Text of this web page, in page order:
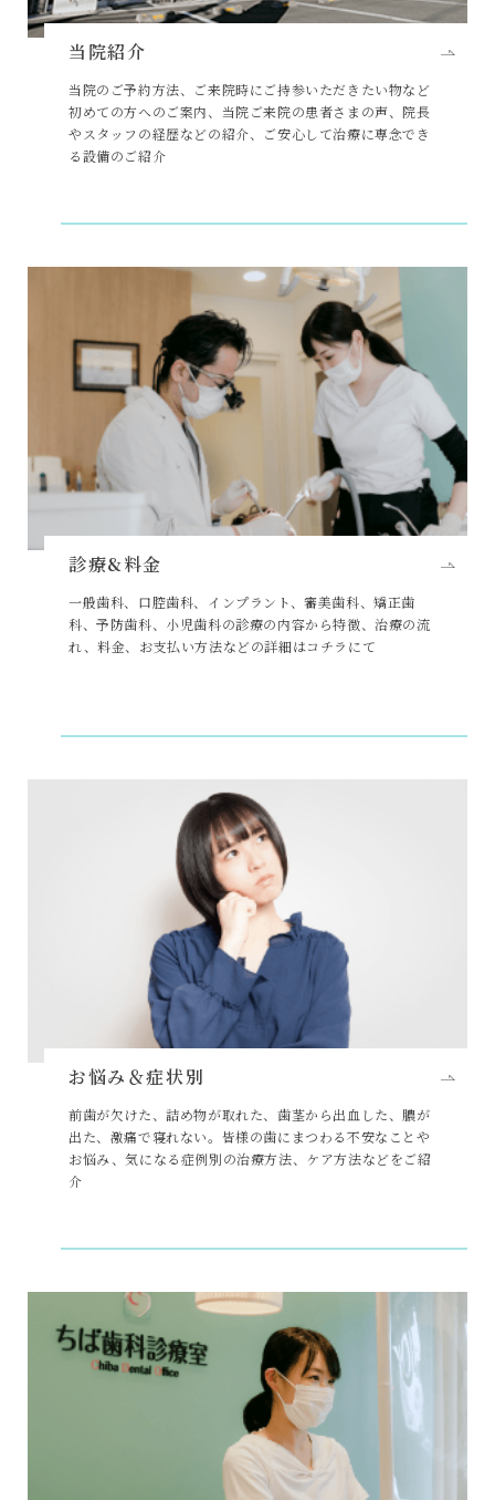
当院紹介
当院のご予約方法、ご来院時にご持参いただきたい物など
初めての方へのご案内、当院ご来院の患者さまの声、院長
やスタッフの経歴などの紹介、ご安心して治療に専念でき
る設備のご紹介
診療&料金
一般歯科、口腔歯科、インプラント、審美歯科、矯正歯
科、予防歯科、小児歯科の診療の内容から特徴、治療の流
れ、料金、お支払い方法などの詳細はコチラにて
お悩み＆症状別
前歯が欠けた、詰め物が取れた、歯茎から出血した、膿が
出た、激痛で寝れない。皆様の歯にまつわる不安なことや
お悩み、気になる症例別の治療方法、ケア方法などをご紹
介